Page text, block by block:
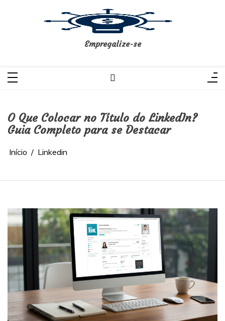
Empregalize-se
O Que Colocar no Título do LinkedIn?
Guia Completo para se Destacar
Início Linkedin